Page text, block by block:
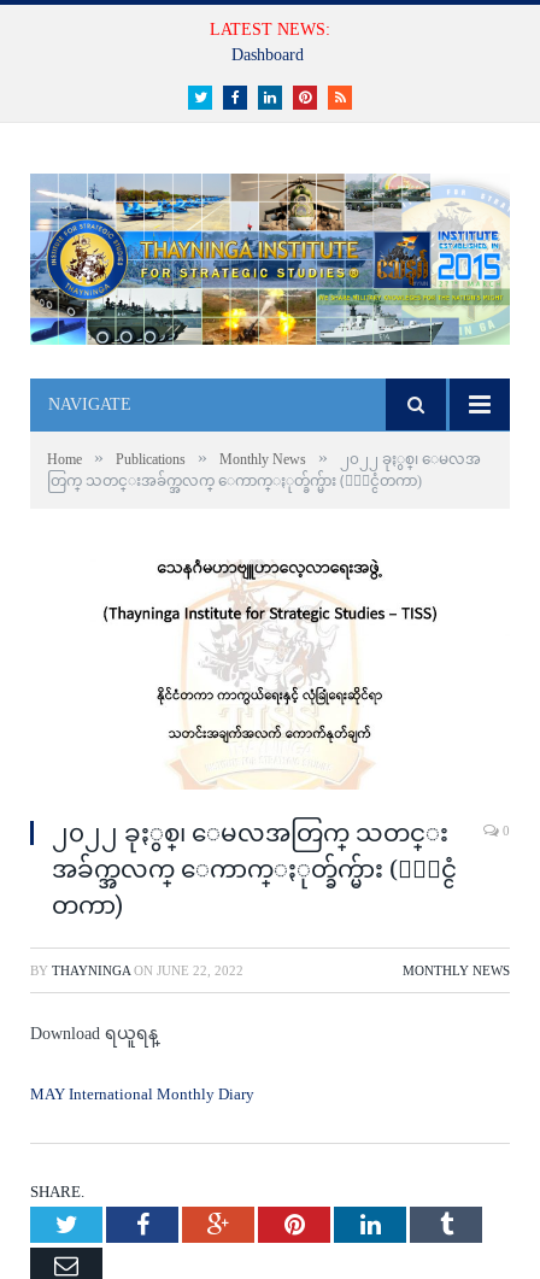
LATEST NEWS:
Dashboard
TwitterFacebookLinkedInPinterestRSS
NAVIGATE
Home » Publications » Monthly News »
၂၀၂၂ ခုႏွစ္၊ ေမလအ
တြက္ သတင္းအခ်က္အလက္ ေကာက္ႏုတ္ခ်က္မ်ား (ႏိုင္ငံတကာ)
၂၀၂၂ ခုႏွစ္၊ ေမလအတြက္ သတင္း
အခ်က္အလက္ ေကာက္ႏုတ္ခ်က္မ်ား (ႏိုင္ငံ
တကာ)
0
BY THAYNINGA ON JUNE 22, 2022 MONTHLY NEWS
Download ရယူရန္
MAY International Monthly Diary
SHARE.
TwitterFacebookGoogle+PinterestLinkedInTumblr
Email